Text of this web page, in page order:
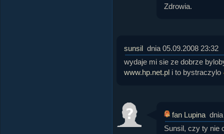
Zdrowia.
sunsil dnia 05.09.2008 23:32
wydaje mi sie ze dobrze
www.hp.net.pl i to bystraczylo
fan Lupina
Sunsil, czy ty nie